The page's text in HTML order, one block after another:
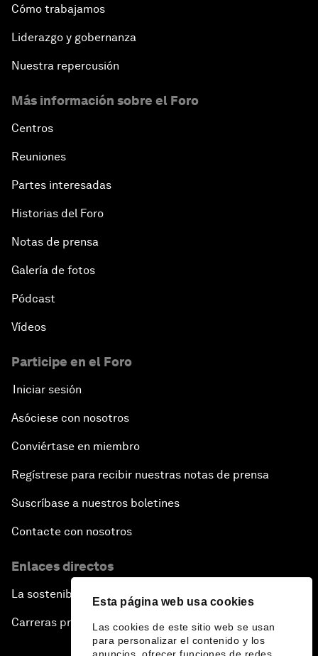
Esta página web usa cookies
Las cookies de este sitio web se usan
para personalizar el contenido y los
Cómo trabajamos
Liderazgo y gobernanza
Nuestra repercusión
Más información sobre el Foro
Centros
Reuniones
Partes interesadas
Historias del Foro
Notas de prensa
Galería de fotos
Pódcast
Vídeos
Participe en el Foro
Iniciar sesión
Asóciese con nosotros
Conviértase en miembro
Regístrese para recibir nuestras notas de prensa
Suscríbase a nuestros boletines
Contacte con nosotros
Enlaces directos
La sostenibilidad en el Foro
Carreras profesionales